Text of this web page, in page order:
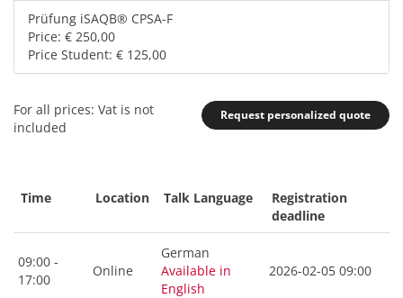
Prüfung iSAQB® CPSA-F
Price: € 250,00
Price Student: € 125,00
Request personalized quote
For all prices: Vat is not
included
Time Location Talk Language
Registration
deadline
09:00 -
17:00
Online
German
Available in
English
2026-02-05 09:00